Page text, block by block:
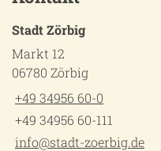
Stadt Zörbig
Markt 12
06780 Zörbig
+49 34956 60-0
+49 34956 60-111
info@stadt-zoerbig.de